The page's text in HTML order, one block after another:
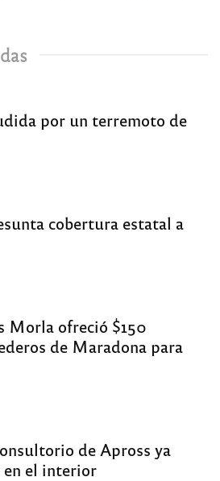
por un terremoto de
cobertura estatal a
Morla ofreció $150
de Maradona para
de Apross ya
en el interior